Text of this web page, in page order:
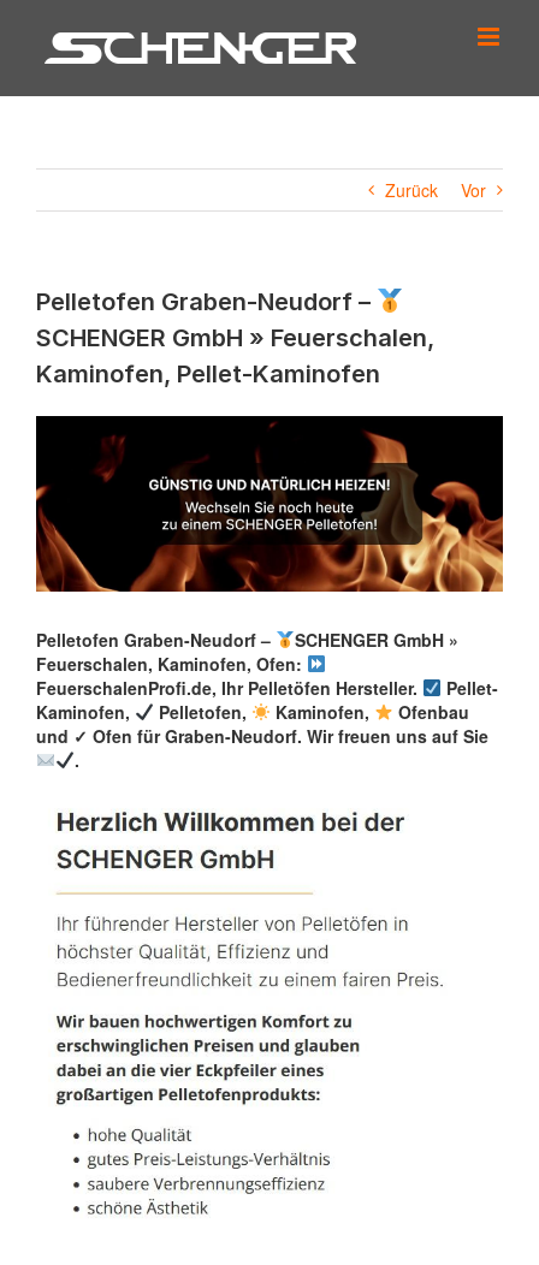
springen
Zurück Vor
Pelletofen Graben-Neudorf –
SCHENGER GmbH » Feuerschalen,
Kaminofen, Pellet-Kaminofen
Pelletofen Graben-Neudorf –
SCHENGER GmbH »
Feuerschalen, Kaminofen, Ofen:
FeuerschalenProfi.de, Ihr Pelletöfen Hersteller.
Pellet-
Kaminofen,
Pelletofen, Kaminofen,
Ofenbau
und ✓ Ofen für Graben-Neudorf. Wir freuen uns auf Sie
.